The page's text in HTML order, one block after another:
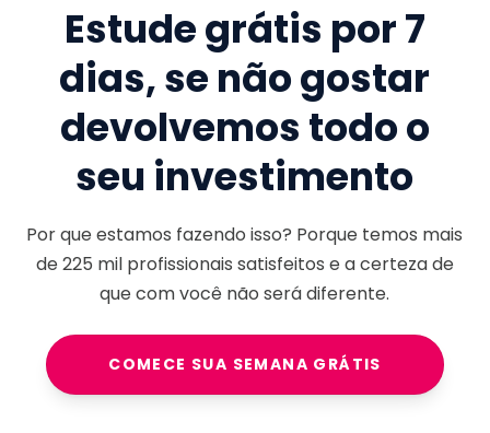
Estude grátis por 7
dias, se não gostar
devolvemos todo o
seu investimento
Por que estamos fazendo isso? Porque temos mais
de225 milprofissionais satisfeitos e a certeza de
que com você não será diferente.
COMECE SUA SEMANA GRÁTIS